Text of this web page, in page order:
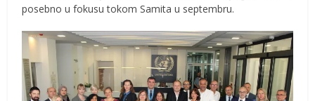
posebno u fokusu tokom Samita u septembru.